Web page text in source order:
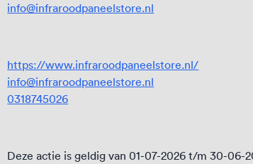
info@infraroodpaneelstore.nl
https://www.infraroodpaneelstore.nl/
info@infraroodpaneelstore.nl
0318745026
Deze actie is geldig van 01-07-2026 t/m 30-06-